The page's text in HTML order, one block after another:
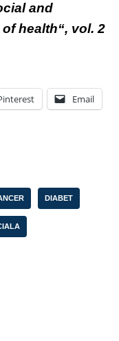
and
health“, vol. 2
Email
DIABET